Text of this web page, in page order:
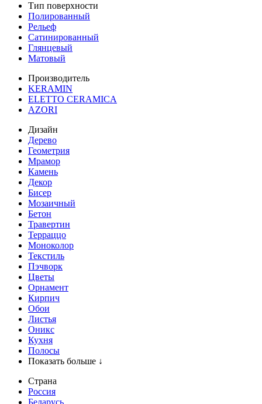
Тип поверхности
Полированный
Рельеф
Сатинированный
Глянцевый
Матовый
Производитель
KERAMIN
ELETTO CERAMICA
AZORI
Дизайн
Дерево
Геометрия
Мрамор
Камень
Декор
Бисер
Мозаичный
Бетон
Травертин
Терраццо
Моноколор
Текстиль
Пэчворк
Цветы
Орнамент
Кирпич
Обои
Листья
Оникс
Кухня
Полосы
Показать больше ↓
Страна
Россия
Беларусь